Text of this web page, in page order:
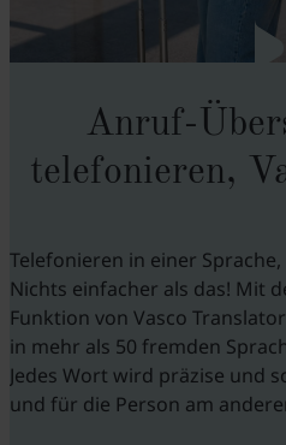
Anruf-
telefonieren,
Telefonieren in einer
Nichts einfacher als das! Mit
Funktion von Vasco
in mehr als 50 fremden
Jedes Wort wird präzise und
und für die Person am